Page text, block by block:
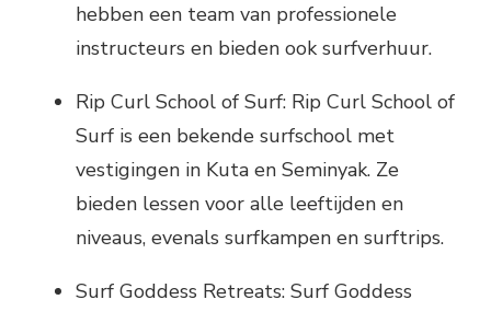
hebben een team van professionele
instructeurs en bieden ook surfverhuur.
Rip Curl School of Surf: Rip Curl School of
Surf is een bekende surfschool met
vestigingen in Kuta en Seminyak. Ze
bieden lessen voor alle leeftijden en
niveaus, evenals surfkampen en surftrips.
Surf Goddess Retreats: Surf Goddess